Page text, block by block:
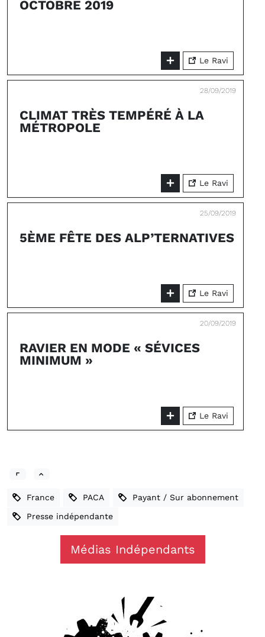
OCTOBRE 2019
Le Ravi
28/09/2019
CLIMAT TRÈS TEMPÉRÉ À LA
MÉTROPOLE
Le Ravi
25/09/2019
5ÈME FÊTE DES ALP’TERNATIVES
Le Ravi
20/09/2019
RAVIER EN MODE « SÉVICES
MINIMUM »
Le Ravi
France PACA Payant / Sur abonnement
Presse indépendante
Médias Indépendants